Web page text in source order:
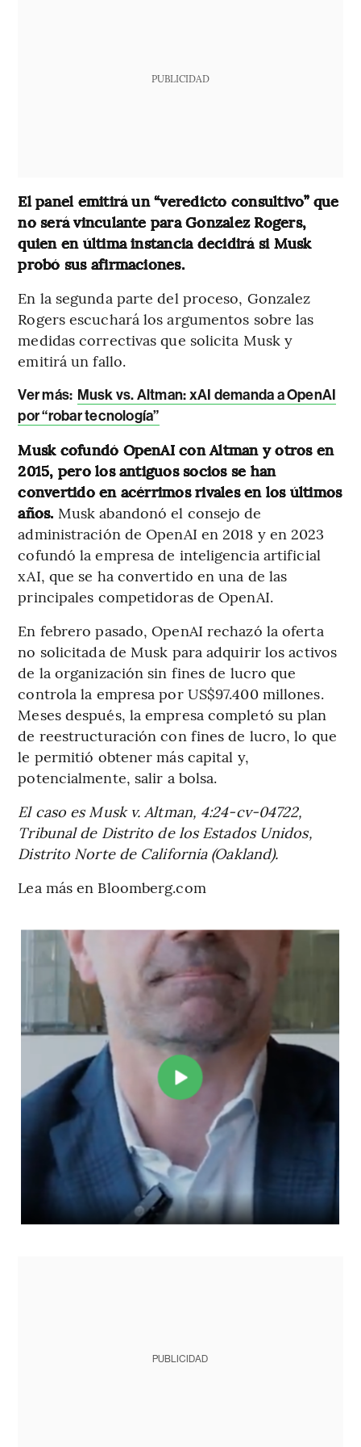
PUBLICIDAD
El panel emitirá un “veredicto consultivo” que
no será vinculante para Gonzalez Rogers,
quien en última instancia decidirá si Musk
probó sus afirmaciones.
En la segunda parte del proceso, Gonzalez
Rogers escuchará los argumentos sobre las
medidas correctivas que solicita Musk y
emitirá un fallo.
Ver más: Musk vs. Altman: xAI demanda a OpenAI
por “robar tecnología”
Musk cofundó OpenAI con Altman y otros en
2015, pero los antiguos socios se han
convertido en acérrimos rivales en los últimos
años. Musk abandonó el consejo de
administración de OpenAI en 2018 y en 2023
cofundó la empresa de inteligencia artificial
xAI, que se ha convertido en una de las
principales competidoras de OpenAI.
En febrero pasado, OpenAI rechazó la oferta
no solicitada de Musk para adquirir los activos
de la organización sin fines de lucro que
controla la empresa por US$97.400 millones.
Meses después, la empresa completó su plan
de reestructuración con fines de lucro, lo que
le permitió obtener más capital y,
potencialmente, salir a bolsa.
El caso es Musk v. Altman, 4:24-cv-04722,
Tribunal de Distrito de los Estados Unidos,
Distrito Norte de California (Oakland).
Lea más en Bloomberg.com
PUBLICIDAD